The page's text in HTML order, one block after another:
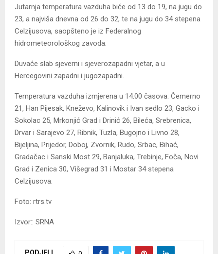
Jutarnja temperatura vazduha biće od 13 do 19, na jugu do
23, a najviša dnevna od 26 do 32, te na jugu do 34 stepena
Celzijusova, saopšteno je iz Federalnog
hidrometeorološkog zavoda.
Duvaće slab sjeverni i sjeverozapadni vjetar, a u
Hercegovini zapadni i jugozapadni.
Temperatura vazduha izmjerena u 14.00 časova: Čemerno
21, Han Pijesak, Kneževo, Kalinovik i Ivan sedlo 23, Gacko i
Sokolac 25, Mrkonjić Grad i Drinić 26, Bileća, Srebrenica,
Drvar i Sarajevo 27, Ribnik, Tuzla, Bugojno i Livno 28,
Bijeljina, Prijedor, Doboj, Zvornik, Rudo, Srbac, Bihać,
Gradačac i Sanski Most 29, Banjaluka, Trebinje, Foča, Novi
Grad i Zenica 30, Višegrad 31 i Mostar 34 stepena
Celzijusova.
Foto: rtrs.tv
Izvor:: SRNA